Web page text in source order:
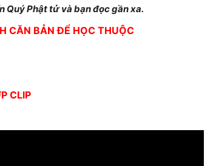
Quý Phật tử và bạn đọc gần xa.
CĂN BẢN ĐỂ HỌC THUỘC
CLIP